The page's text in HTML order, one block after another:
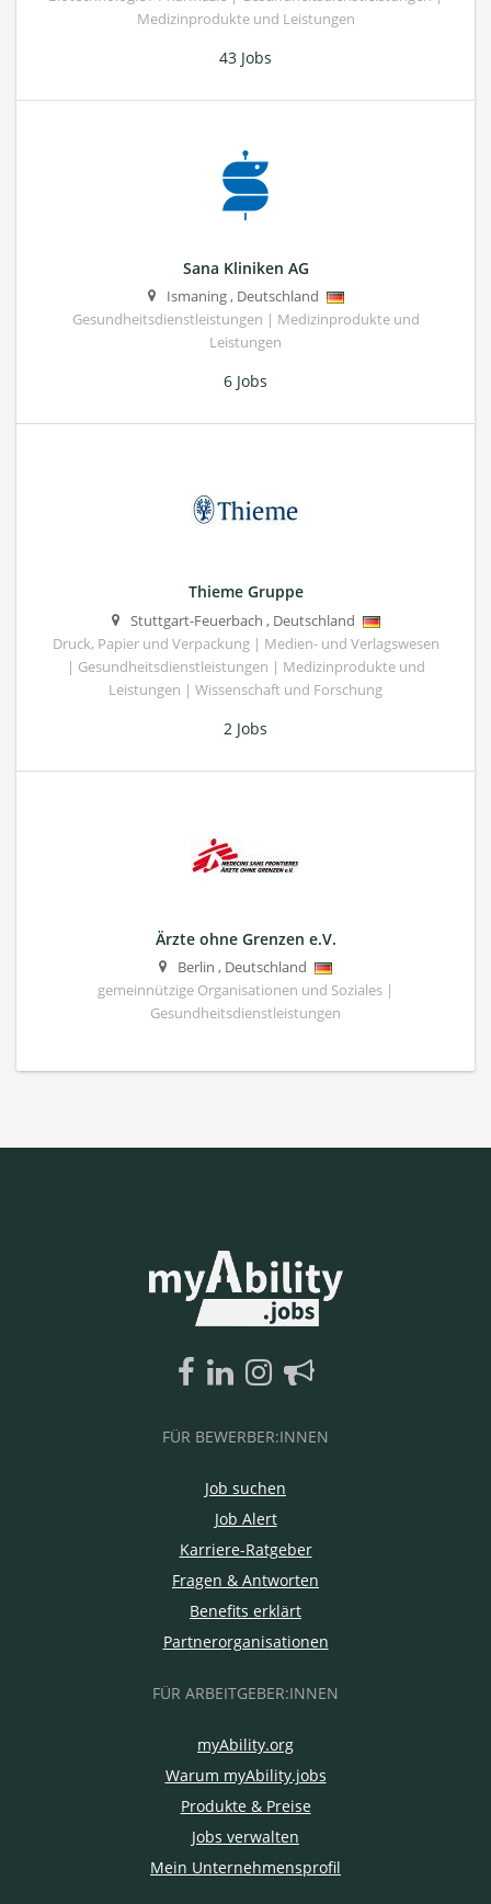
Medizinprodukte und Leistungen
43 Jobs
Sana Kliniken AG
Ismaning, Deutschland
Gesundheitsdienstleistungen | Medizinprodukte und
Leistungen
6 Jobs
Thieme Gruppe
Stuttgart-Feuerbach , Deutschland
Druck, Papier und Verpackung | Medien- und Verlagswesen
| Gesundheitsdienstleistungen | Medizinprodukte und
Leistungen | Wissenschaft und Forschung
2 Jobs
Ärzte ohne Grenzen e.V.
Berlin , Deutschland
gemeinnützige Organisationen und Soziales |
Gesundheitsdienstleistungen
FÜR BEWERBER:INNEN
Job suchen
Job Alert
Karriere-Ratgeber
Fragen & Antworten
Benefits erklärt
Partnerorganisationen
FÜR ARBEITGEBER:INNEN
myAbility.org
Warum myAbility.jobs
Produkte & Preise
Jobs verwalten
Mein Unternehmensprofil